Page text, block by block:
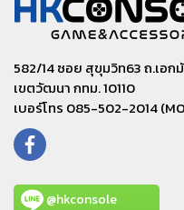
582/14 ซอย สุขุมวิท63 ถ.เอ
เขตวัฒนา กทม. 10110
เบอร์โทร 085-502-2014
@hkconsole